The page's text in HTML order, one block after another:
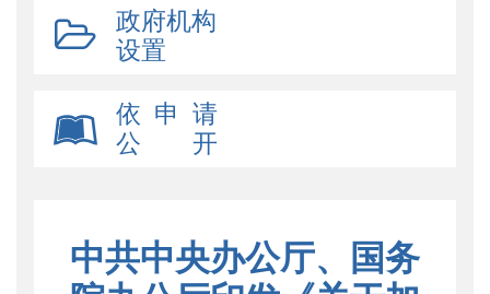
政府机构
设置
依 申 请
公 开
中共中央办公厅、国务